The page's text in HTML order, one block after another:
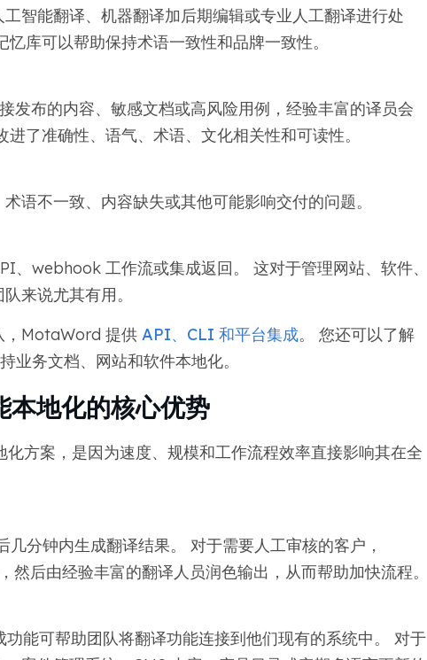
智能翻译、机器翻译加后期编辑或专业人工翻译进行处
库可以帮助保持术语一致性和品牌一致性。
发布的内容、敏感文档或高风险用例，经验丰富的译员会
了准确性、语气、术语、文化相关性和可读性。
语不一致、内容缺失或其他可能影响交付的问题。
、webhook 工作流或集成返回。 这对于管理网站、软件、
来说尤其有用。
，MotaWord 提供 API、CLI 和平台集成。 您还可以了解
业务文档、网站和软件本地化。
地化的核心优势
方案，是因为速度、规模和工作流程效率直接影响其在全
分钟内生成翻译结果。 对于需要人工审核的客户，
然后由经验丰富的翻译人员润色输出，从而帮助加快流程。
能可帮助团队将翻译功能连接到他们现有的系统中。 对于